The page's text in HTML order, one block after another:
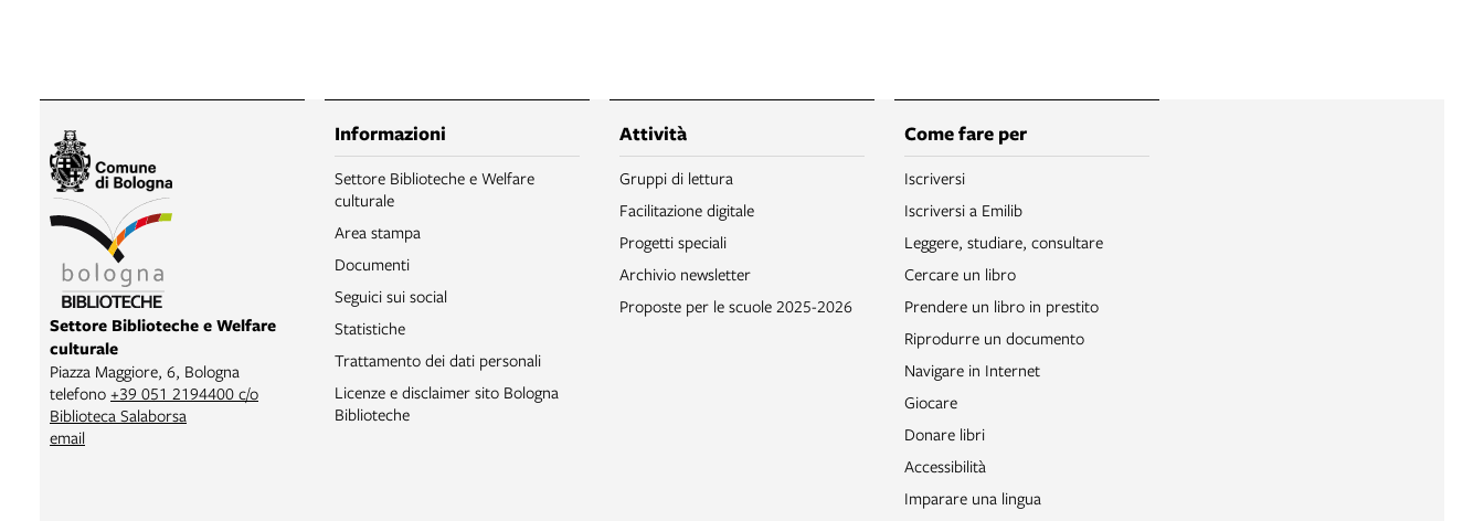
Settore Biblioteche e Welfare
culturale
Piazza Maggiore, 6, Bologna
telefono +39 051 2194400 c/o
Biblioteca Salaborsa
email
Informazioni
Settore Biblioteche e Welfare
culturale
Area stampa
Documenti
Seguici sui social
Statistiche
Trattamento dei dati personali
Licenze e disclaimer sito Bologna
Biblioteche
Attività
Gruppi di lettura
Facilitazione digitale
Progetti speciali
Archivio newsletter
Proposte per le scuole 2025-2026
Come fare per
Iscriversi
Iscriversi a Emilib
Leggere, studiare, consultare
Cercare un libro
Prendere un libro in prestito
Riprodurre un documento
Navigare in Internet
Giocare
Donare libri
Accessibilità
Imparare una lingua